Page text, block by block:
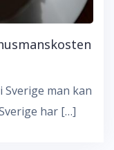
Sverige man kan
har […]